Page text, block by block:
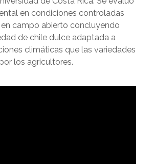
en condiciones controladas
en campo abierto concluyendo
de chile dulce adaptada a
climáticas que las variedades
los agricultores.